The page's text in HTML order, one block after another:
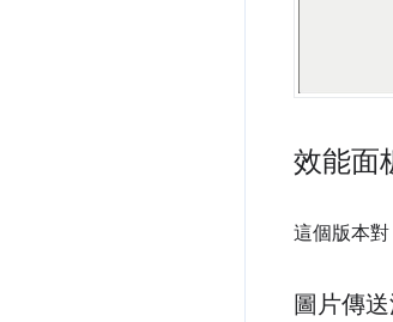
效能面
這個版本對
圖片傳